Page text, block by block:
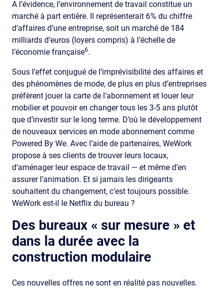
A l’évidence, l’environnement de travail constitue un
marché à part entière. Il représenterait 6% du chiffre
d’affaires d’une entreprise, soit un marché de 184
milliards d’euros (loyers compris) à l’échelle de
l’économie française6.
Sous l’effet conjugué de l’imprévisibilité des affaires et
des phénomènes de mode, de plus en plus d’entreprises
préfèrent jouer la carte de l’abonnement et louer leur
mobilier et pouvoir en changer tous les 3-5 ans plutôt
que d’investir sur le long terme. D’où le développement
de nouveaux services en mode abonnement comme
Powered By We. Avec l’aide de partenaires, WeWork
propose à ses clients de trouver leurs locaux,
d’aménager leur espace de travail — et même d’en
assurer l’animation. Et si jamais les dirigeants
souhaitent du changement, c’est toujours possible.
WeWork est-il le Netflix du bureau ?
Des bureaux « sur mesure » et
dans la durée avec la
construction modulaire
Ces nouvelles offres ne sont en réalité pas nouvelles.